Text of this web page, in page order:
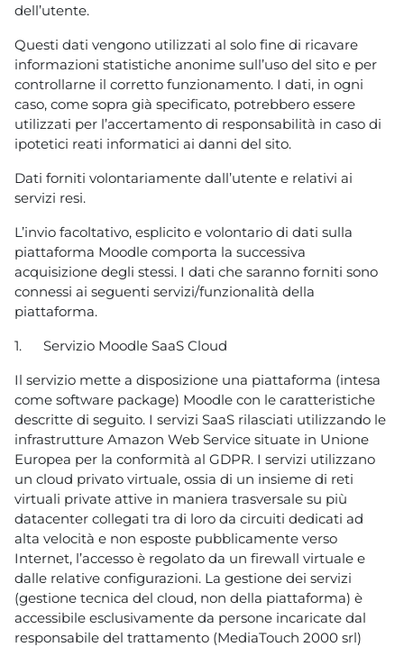
dell’utente.
Questi dati vengono utilizzati al solo fine di ricavare
informazioni statistiche anonime sull’uso del sito e per
controllarne il corretto funzionamento. I dati, in ogni
caso, come sopra già specificato, potrebbero essere
utilizzati per l’accertamento di responsabilità in caso di
ipotetici reati informatici ai danni del sito.
Dati forniti volontariamente dall’utente e relativi ai
servizi resi.
L’invio facoltativo, esplicito e volontario di dati sulla
piattaforma Moodle comporta la successiva
acquisizione degli stessi. I dati che saranno forniti sono
connessi ai seguenti servizi/funzionalità della
piattaforma.
1.
Servizio Moodle SaaS Cloud
Il servizio mette a disposizione una piattaforma (intesa
come software package) Moodle con le caratteristiche
descritte di seguito. I servizi SaaS rilasciati utilizzando le
infrastrutture Amazon Web Service situate in Unione
Europea per la conformità al GDPR. I servizi utilizzano
un cloud privato virtuale, ossia di un insieme di reti
virtuali private attive in maniera trasversale su più
datacenter collegati tra di loro da circuiti dedicati ad
alta velocità e non esposte pubblicamente verso
Internet, l’accesso è regolato da un firewall virtuale e
dalle relative configurazioni. La gestione dei servizi
(gestione tecnica del cloud, non della piattaforma) è
accessibile esclusivamente da persone incaricate dal
responsabile del trattamento (MediaTouch 2000 srl)